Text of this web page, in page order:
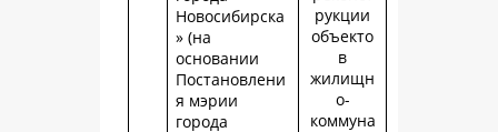
рукции
объекто
в
жилищн
о-
коммуна
Новосибирска
» (на
основании
Постановлени
я мэрии
города